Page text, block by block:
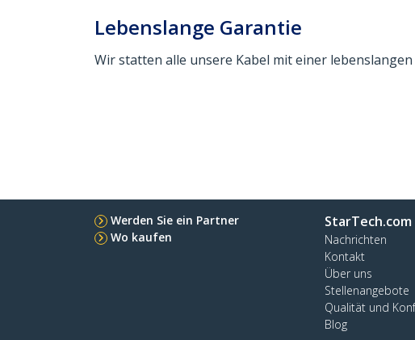
Lebenslange Garantie
Wir statten alle unsere Kabel mit einer
Werden Sie ein Partner
Wo kaufen
StarTech.com
Nachrichten
Kontakt
Über uns
Stellenangebote
Qualität und
Blog